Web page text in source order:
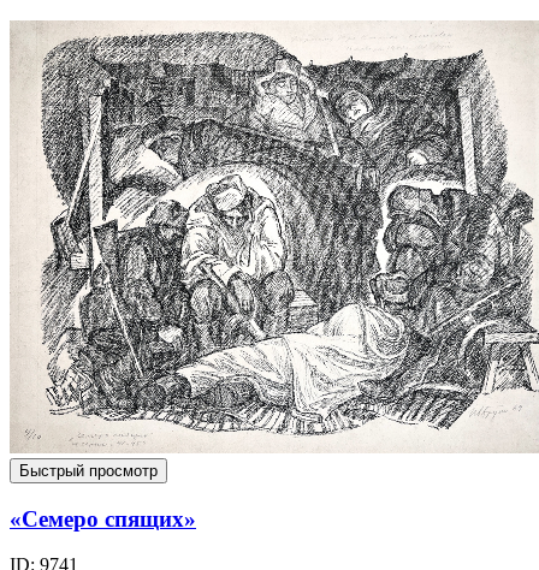
Быстрый просмотр
«Семеро спящих»
ID: 9741